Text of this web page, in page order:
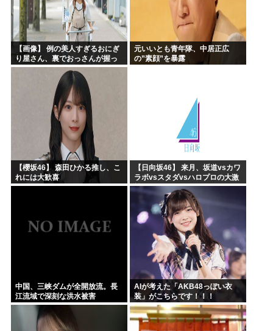
韓国人「日本の某全国チェーン店の商品写真が話題になってい...
【画像】 例の美人すぎるおにぎ
り屋さん、裏でおっさんが握っ
ていたｗｗｗｗｗｗｗｗｗｗｗ
元いいとも青年隊、中居正広
の”素顔”を暴露
【櫻坂46】 森田ひかる推し、こ
れには大歓喜
【日向坂46】 来月、坂道vsカワ
ラボvsスタダvsハロプロの大激
戦
中国、三峡ダムが全開放流。長
江流域で深刻な洪水被害
AIが考えた「AKB48っぽい衣
装」がこちらです！！！